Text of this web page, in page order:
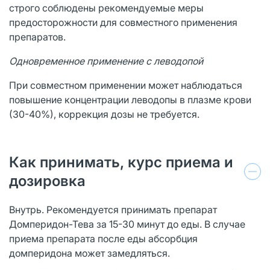
строго соблюдены рекомендуемые меры
предосторожности для совместного применения
препаратов.
Одновременное применение с леводопой
При совместном применении может наблюдаться
повышение концентрации леводопы в плазме крови
(30-40%), коррекция дозы не требуется.
Как принимать, курс приема и
дозировка
Внутрь. Рекомендуется принимать препарат
Домперидон-Тева за 15-30 минут до еды. В случае
приема препарата после еды абсорбция
домперидона может замедляться.